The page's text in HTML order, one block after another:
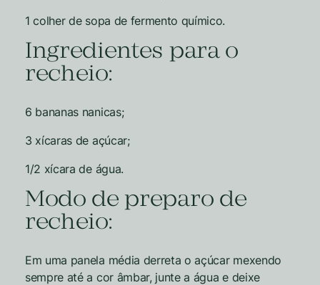
1 colher de sopa de fermento químico.
Ingredientes para o
recheio:
6 bananas nanicas;
3 xícaras de açúcar;
1/2 xícara de água.
Modo de preparo de
recheio:
Em uma panela média derreta o açúcar mexendo
sempre até a cor âmbar, junte a água e deixe